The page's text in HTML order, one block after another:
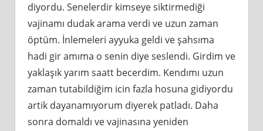
diyordu. Senelerdir kimseye siktirmediği
vajinamı dudak arama verdi ve uzun zaman
öptüm. İnlemeleri ayyuka geldi ve şahsıma
hadi gir amıma o senin diye seslendi. Girdim ve
yaklaşık yarım saatt becerdim. Kendımı uzun
zaman tutabildiğim icin fazla hosuna gidiyordu
artik dayanamıyorum diyerek patladı. Daha
sonra domaldı ve vajinasına yeniden